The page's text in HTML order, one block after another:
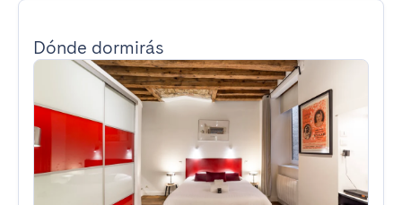
Dónde dormirás